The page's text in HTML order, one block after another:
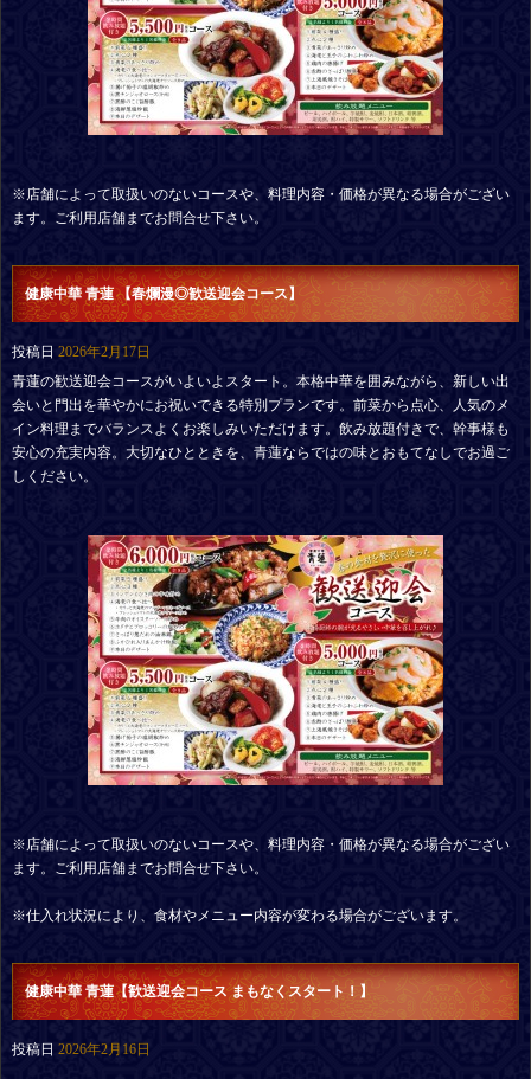
※店舗によって取扱いのないコースや、料理内容・価格が異なる場合がござい
ます。ご利用店舗までお問合せ下さい。
健康中華 青蓮 【春爛漫◎歓送迎会コース】
投稿日 2026年2月17日
青蓮の歓送迎会コースがいよいよスタート。本格中華を囲みながら、新しい出
会いと門出を華やかにお祝いできる特別プランです。前菜から点心、人気のメ
イン料理までバランスよくお楽しみいただけます。飲み放題付きで、幹事様も
安心の充実内容。大切なひとときを、青蓮ならではの味とおもてなしでお過ご
しください。
※店舗によって取扱いのないコースや、料理内容・価格が異なる場合がござい
ます。ご利用店舗までお問合せ下さい。
※仕入れ状況により、食材やメニュー内容が変わる場合がございます。
健康中華 青蓮【歓送迎会コース まもなくスタート！】
投稿日 2026年2月16日